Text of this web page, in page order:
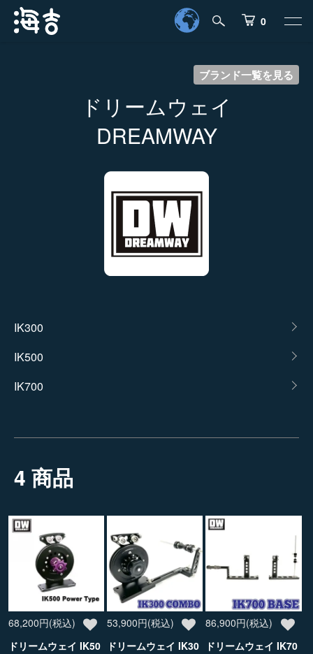
0
ブランド一覧を見る
ドリームウェイ
DREAMWAY
カテゴリー一覧
IK300
IK500
IK700
4 商品
68,200円(税込)
ドリームウェイ IK50
53,900円(税込)
ドリームウェイ IK30
86,900円(税込)
ドリームウェイ IK70